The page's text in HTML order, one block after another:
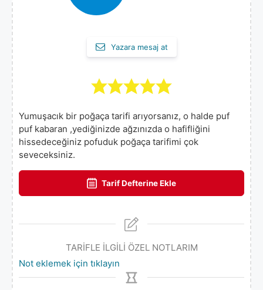
Yazara mesaj at
Yumuşacık bir poğaça tarifi arıyorsanız, o halde puf
puf kabaran ,yediğinizde ağzınızda o hafifliğini
hissedeceğiniz pofuduk poğaça tarifimi çok
seveceksiniz.
Tarif Defterine Ekle
TARİFLE İLGİLİ ÖZEL NOTLARIM
Not eklemek için tıklayın